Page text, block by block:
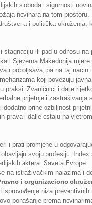
sloboda i sigurnosti
novinara na tom
i politička
ili pad u odnosu
i Sjeverna Makedonija
i poboljšava, pa na taj
koji povezuju
praksi. Zvaničnici i dalje
prijetnje i
brine ozbiljnost
prava i dalje ostaju na
i prati promjene u
svoju profesiju.
aktera Saveta
na istraživačkim nalazima i
i organizaciono
sprovođenje niza
ponašanje prema